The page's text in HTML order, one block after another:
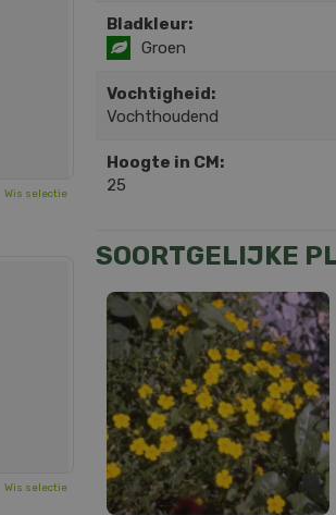
Bladkleur:
Groen
Vochtigheid:
Vochthoudend
Hoogte in CM:
25
SOORTGELIJKE
Wis selectie
Wis selectie